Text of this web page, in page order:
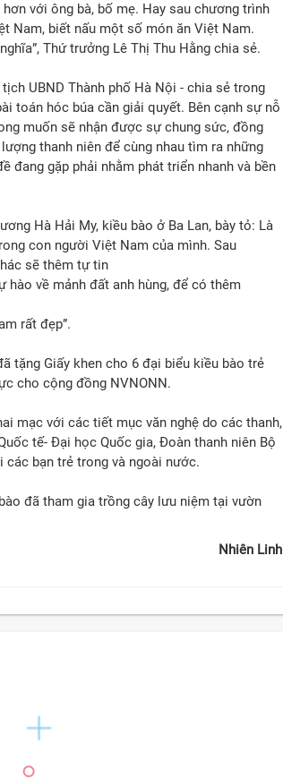
với ông bà, bố mẹ. Hay sau chương trình
Nam, biết nấu một số món ăn Việt Nam.
Thứ trưởng Lê Thị Thu Hằng chia sẻ.
UBND Thành phố Hà Nội - chia sẻ trong
toán hóc búa cần giải quyết. Bên cạnh sự nỗ
muốn sẽ nhận được sự chung sức, đồng
thanh niên để cùng nhau tìm ra những
đang gặp phải nhằm phát triển nhanh và bền
Hà Hải My, kiều bào ở Ba Lan, bày tỏ: Là
con người Việt Nam của mình. Sau
sẽ thêm tự tin
về mảnh đất anh hùng, để có thêm
rất đẹp”.
tặng Giấy khen cho 6 đại biểu kiều bào trẻ
cho cộng đồng NVNONN.
mạc với các tiết mục văn nghệ do các thanh,
tế- Đại học Quốc gia, Đoàn thanh niên Bộ
bạn trẻ trong và ngoài nước.
đã tham gia trồng cây lưu niệm tại vườn
Nhiên Linh